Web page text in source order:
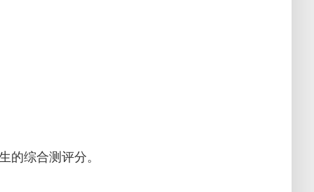
的综合测评分。